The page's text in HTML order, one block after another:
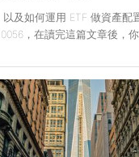
及如何運用 ETF 做資產配
，在讀完這篇文章後，你
不同景氣循環階段時，應
能夠達到風險分散且方便交
中又以 0050、0056 兩檔
交量分別為 1580.3 億元新
始提倡被動投資，投資人
投資之前，建議要把這兩